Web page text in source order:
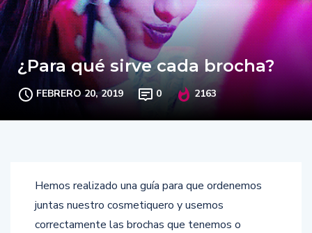
¿Para qué sirve cada brocha?
FEBRERO 20, 2019 0 2163
Hemos realizado una guía para que ordenemos
juntas nuestro cosmetiquero y usemos
correctamente las brochas que tenemos o